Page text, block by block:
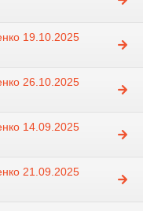
19.10.2025
26.10.2025
14.09.2025
21.09.2025